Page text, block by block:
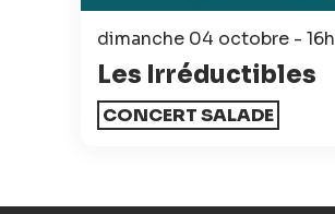
dimanche 04 octobre - 16h
Les Irréductibles
CONCERT SALADE